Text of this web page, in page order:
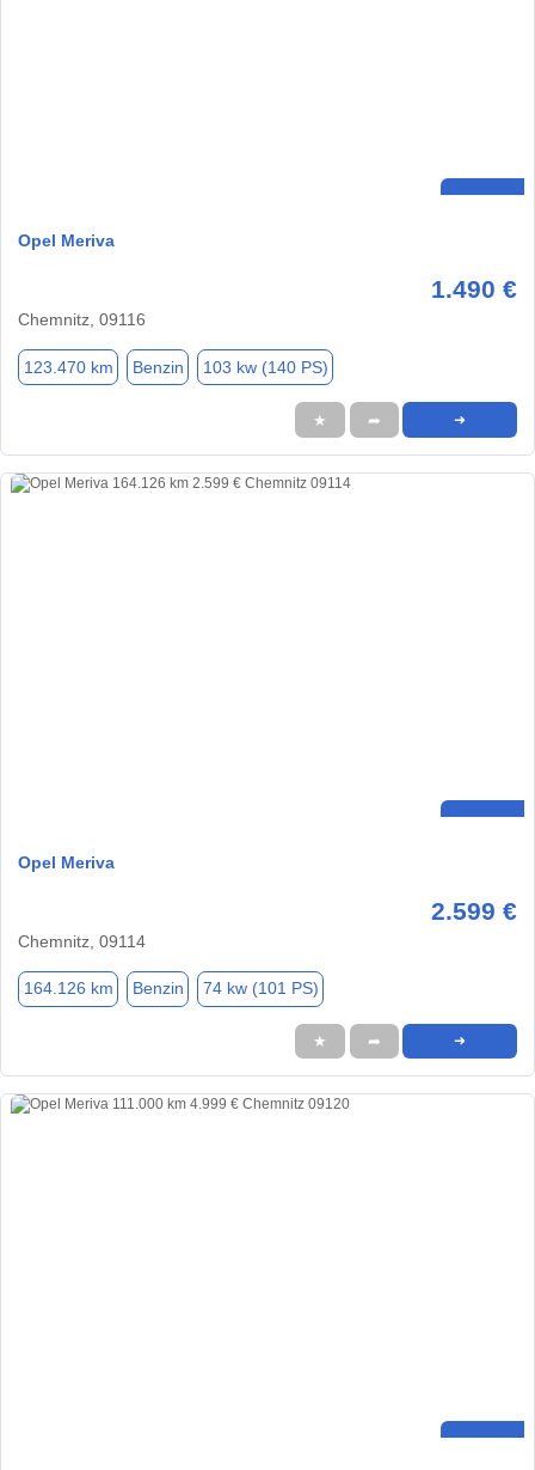
Opel Meriva
1.490 €
Chemnitz, 09116
123.470 km Benzin 103 kw (140 PS)
★ ➦ ➜
Opel Meriva
2.599 €
Chemnitz, 09114
164.126 km Benzin 74 kw (101 PS)
★ ➦ ➜